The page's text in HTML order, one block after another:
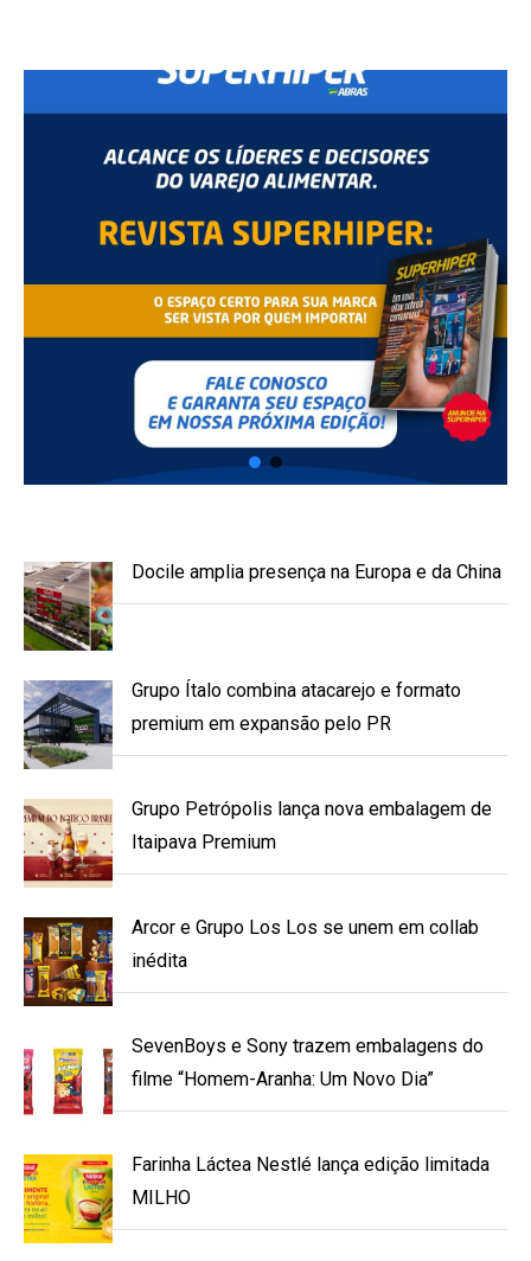
Docile amplia presença na Europa e da China
Grupo Ítalo combina atacarejo e formato
premium em expansão pelo PR
Grupo Petrópolis lança nova embalagem de
Itaipava Premium
Arcor e Grupo Los Los se unem em collab
inédita
SevenBoys e Sony trazem embalagens do
filme “Homem-Aranha: Um Novo Dia”
Farinha Láctea Nestlé lança edição limitada
MILHO